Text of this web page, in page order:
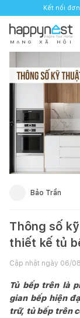
Kết nối
M Ạ N G X Ã H Ộ I
Bảo Trần
Thông số
thiết kế tủ
Cập nhật ngày 06/
Tủ bếp trên là
gian bếp hiện
trữ, tủ bếp trên